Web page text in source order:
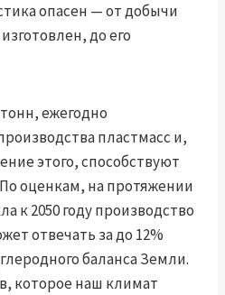
опасен — от добычи
до его
ежегодно
пластмасс и,
этого, способствуют
оценкам, на протяжении
к 2050 году производство
отвечать за до 12%
баланса Земли.
которое наш климат